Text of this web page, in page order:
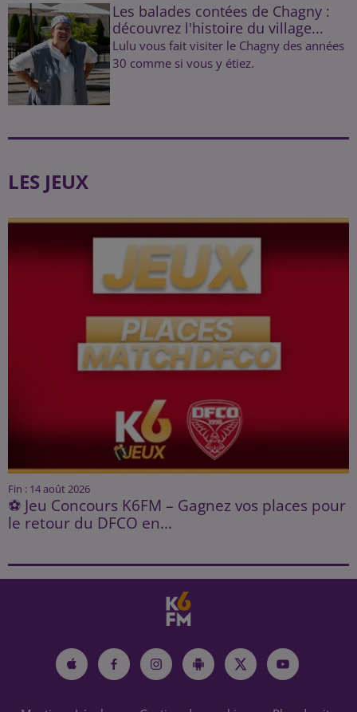
Les balades contées de Chagny :
découvrez l'histoire du village...
Lulu vous fait visiter le Chagny des années
30 comme si vous y étiez.
LES JEUX
Fin : 14 août 2026
⚽ Jeu Concours K6FM – Gagnez vos places pour
le retour du DFCO en...